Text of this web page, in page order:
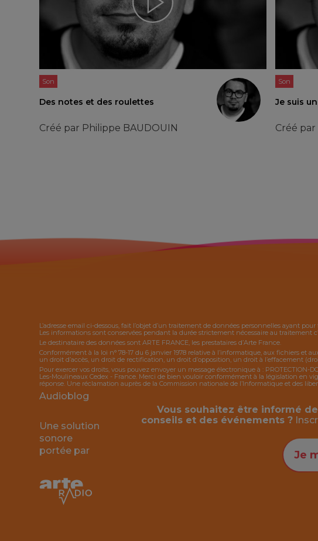
Son
Des notes et des roulettes
Créé par Philippe BAUDOUIN
Son
Je suis
Créé par
L’adresse email ci-dessous, fait l’objet d’un traitement de données personnelles ayant
Les informations sont conservées pendant la durée strictement nécessaire au
Le destinataire des données sont ARTE FRANCE, les prestataires d’Arte France.
Conformément à la loi n° 78-17 du 6 janvier 1978 relative à l’informatique, aux fichiers et
un droit d’accès, un droit de rectification, un droit d’opposition, un droit à l’effacement
Pour exercer vos droits, vous pouvez envoyer un message électronique à : PROTECTION-
Les-Moulineaux Cedex - France. Merci de bien vouloir conformément à la législation en
réponse. Une réclamation auprès de la Commission nationale de l’Informatique et des
Audioblog
Une solution
sonore
portée par
Vous souhaitez être informé
conseils et des événements ?
Je